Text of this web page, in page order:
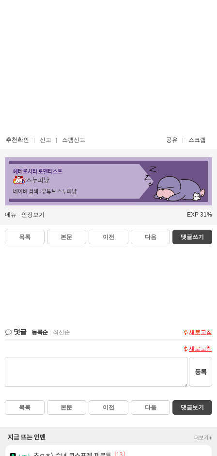
추천확인 신고 스팸신고 공유 스크랩
헤테로시티 로맨티스트
스누피냥
네이버 검색 : 유튜브 스누피냥
메뉴 인장보기 EXP 31%
목록 본문 이전 다음 댓글쓰기
댓글 등록순 최신순 새로고침
새로고침
등록
목록 본문 이전 다음 댓글보기
지금 뜨는 인벤 더보기+
[13]